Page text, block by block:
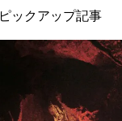
ピックアップ記事